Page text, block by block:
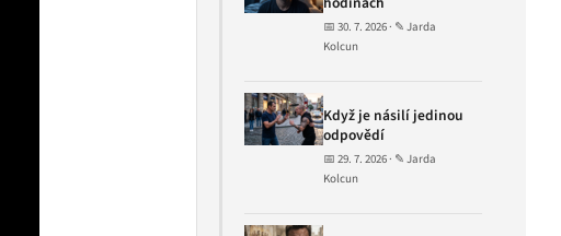
📅 30. 7. 2026 · ✎ Jarda
Kolcun
Když je násilí jedinou
odpovědí
📅 29. 7. 2026 · ✎ Jarda
Kolcun